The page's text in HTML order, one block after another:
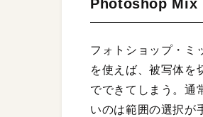
Photoshop Mix
フォトショップ・ミ
を使えば、被写体を
でできてしまう。通
いのは範囲の選択が